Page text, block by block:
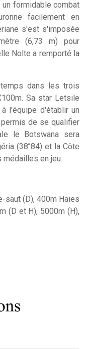
un formidable combat
facilement en
s'est s'imposée
(6,73 m) pour
Nolte a remporté la
dans les trois
Sa star Letsile
l'équipe d'établir un
permis de se qualifier
le Botswana sera
(38’’84) et la Côte
médailles en jeu.
saut (D), 400m Haies
(D et H), 5000m (H),